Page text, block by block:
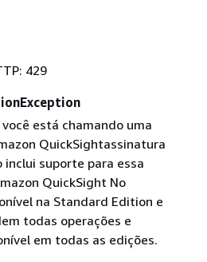
429
está chamando uma
QuickSightassinatura
inclui suporte para essa
QuickSight No
na Standard Edition e
todas operações e
em todas as edições.